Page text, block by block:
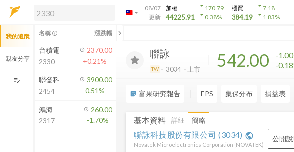
arrow_drop_down
08/07
更新
加權
44225.91
arrow_drop_down170.79
arrow_drop_down0.38%
櫃買
384.19
arrow_drop_down7.18
arrow_drop_down1.83%
解鎖即時行情及進階功能
方案」，即可解鎖以下功能：
即時行情
即時市況與排行
成交金額熱力圖
前往方案訂閱
如何綁定合作券商
聯詠
TW 3034 上市 542.00
-1.00
-
sticky_note_2 富果研究報告 EPS 集保分布 損益表
基本資料 詳細 簡略
聯詠科技股份有限公司 (3034) public
Novatek Microelectronics Corporation (NOVATEK)
公開
我的追蹤
親友分享
edit_note
名稱 info_outline 漲跌幅 chevron_left
台積電
2330
2370.00
+0.21%
聯發科
2454
3900.00
-0.51%
鴻海
2317
260.00
-1.70%